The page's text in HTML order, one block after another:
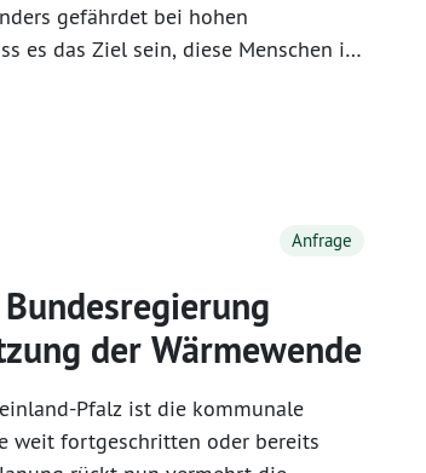
gefährdet bei hohen
es das Ziel sein, diese Menschen in
der Einrichtungen ist die
beruflichen Tätigkeiten belastend.
jedoch oft die nötigen finanziellen
Anfrage
der Wärmewende
Pfalz ist die kommunale
weit fortgeschritten oder bereits